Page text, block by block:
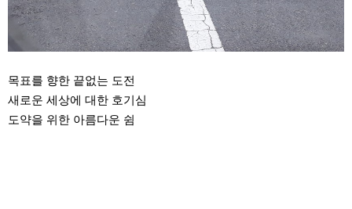
목표를 향한 끝없는 도전
새로운 세상에 대한 호기심
도약을 위한 아름다운 쉼